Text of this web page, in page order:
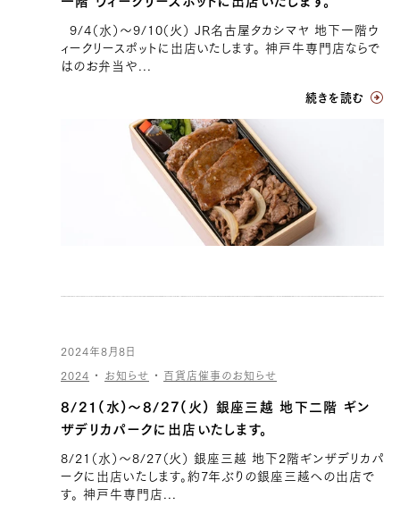
9/4（水）〜9/10（火） JR名古屋タカシマヤ 地下一階ウ
ィークリースポットに出店いたします。 神戸牛専門店ならで
はのお弁当や...
続きを読む
2024年8月8日
2024 ・ お知らせ ・ 百貨店催事のお知らせ
8/21(水)〜8/27(火) 銀座三越 地下二階 ギン
ザデリカパークに出店いたします。
8/21（水）〜8/27（火） 銀座三越 地下2階ギンザデリカパ
ークに出店いたします。約7年ぶりの銀座三越への出店で
す。 神戸牛専門店...